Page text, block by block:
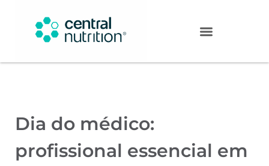
Dia do médico:
profissional essencial em